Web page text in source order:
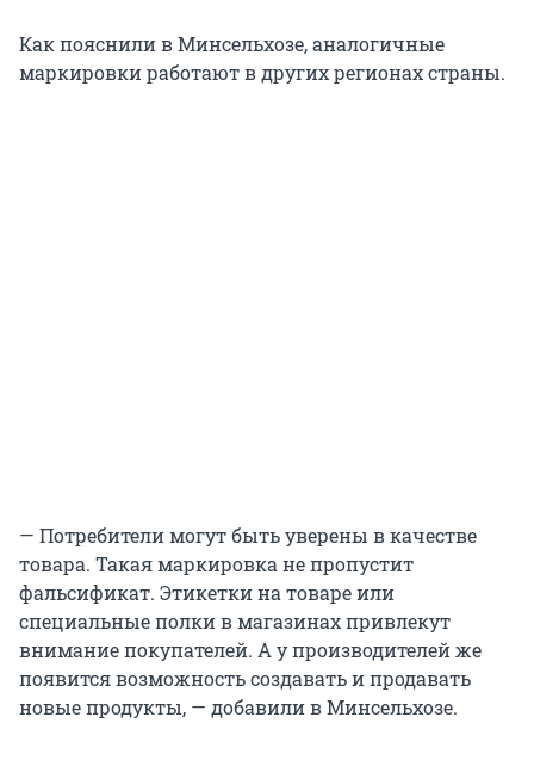
Как пояснили в Минсельхозе, аналогичные
маркировки работают в других регионах страны.
— Потребители могут быть уверены в качестве
товара. Такая маркировка не пропустит
фальсификат. Этикетки на товаре или
специальные полки в магазинах привлекут
внимание покупателей. А у производителей же
появится возможность создавать и продавать
новые продукты, — добавили в Минсельхозе.